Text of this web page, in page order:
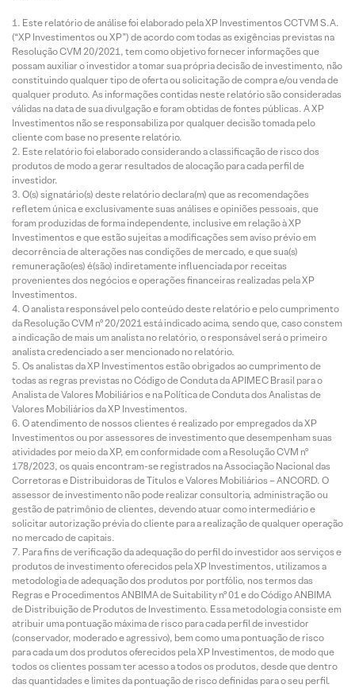
Este relatório de análise foi elaborado pela XP Investimentos CCTVM S.A.
(“XP Investimentos ou XP”) de acordo com todas as exigências previstas na
Resolução CVM 20/2021, tem como objetivo fornecer informações que
possam auxiliar o investidor a tomar sua própria decisão de investimento, não
constituindo qualquer tipo de oferta ou solicitação de compra e/ou venda de
qualquer produto. As informações contidas neste relatório são consideradas
válidas na data de sua divulgação e foram obtidas de fontes públicas. A XP
Investimentos não se responsabiliza por qualquer decisão tomada pelo
cliente com base no presente relatório.
Este relatório foi elaborado considerando a classificação de risco dos
produtos de modo a gerar resultados de alocação para cada perfil de
investidor.
O(s) signatário(s) deste relatório declara(m) que as recomendações
refletem única e exclusivamente suas análises e opiniões pessoais, que
foram produzidas de forma independente, inclusive em relação à XP
Investimentos e que estão sujeitas a modificações sem aviso prévio em
decorrência de alterações nas condições de mercado, e que sua(s)
remuneração(es) é(são) indiretamente influenciada por receitas
provenientes dos negócios e operações financeiras realizadas pela XP
Investimentos.
O analista responsável pelo conteúdo deste relatório e pelo cumprimento
da Resolução CVM nº 20/2021 está indicado acima, sendo que, caso constem
a indicação de mais um analista no relatório, o responsável será o primeiro
analista credenciado a ser mencionado no relatório.
Os analistas da XP Investimentos estão obrigados ao cumprimento de
todas as regras previstas no Código de Conduta da APIMEC Brasil para o
Analista de Valores Mobiliários e na Política de Conduta dos Analistas de
Valores Mobiliários da XP Investimentos.
O atendimento de nossos clientes é realizado por empregados da XP
Investimentos ou por assessores de investimento que desempenham suas
atividades por meio da XP, em conformidade com a Resolução CVM nº
178/2023, os quais encontram-se registrados na Associação Nacional das
Corretoras e Distribuidoras de Títulos e Valores Mobiliários – ANCORD. O
assessor de investimento não pode realizar consultoria, administração ou
gestão de patrimônio de clientes, devendo atuar como intermediário e
solicitar autorização prévia do cliente para a realização de qualquer operação
no mercado de capitais.
Para fins de verificação da adequação do perfil do investidor aos serviços e
produtos de investimento oferecidos pela XP Investimentos, utilizamos a
metodologia de adequação dos produtos por portfólio, nos termos das
Regras e Procedimentos ANBIMA de Suitability nº 01 e do Código ANBIMA
de Distribuição de Produtos de Investimento. Essa metodologia consiste em
atribuir uma pontuação máxima de risco para cada perfil de investidor
(conservador, moderado e agressivo), bem como uma pontuação de risco
para cada um dos produtos oferecidos pela XP Investimentos, de modo que
todos os clientes possam ter acesso a todos os produtos, desde que dentro
das quantidades e limites da pontuação de risco definidas para o seu perfil.